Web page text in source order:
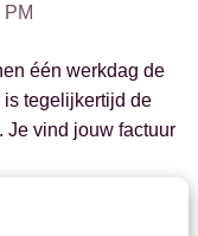
één werkdag de
is tegelijkertijd de
Je vind jouw factuur
ontvang je na 2